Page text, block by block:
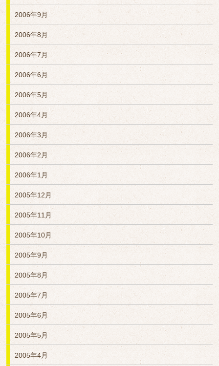
2006年9月
2006年8月
2006年7月
2006年6月
2006年5月
2006年4月
2006年3月
2006年2月
2006年1月
2005年12月
2005年11月
2005年10月
2005年9月
2005年8月
2005年7月
2005年6月
2005年5月
2005年4月